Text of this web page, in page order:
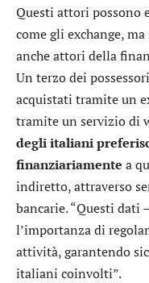
Questi attori possono
come gli exchange,
anche attori della
Un terzo dei
acquistati tramite un
tramite un servizio di
degli italiani
finanziariamente a
indiretto, attraverso
bancarie. “Questi dati
l’importanza di
attività, garantendo
italiani coinvolti”.